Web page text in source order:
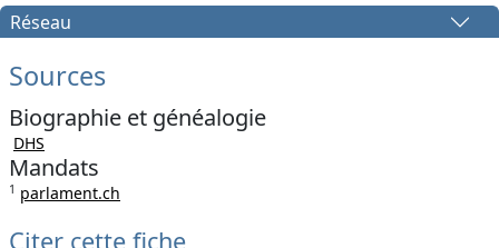
Réseau
Sources
Biographie et généalogie
DHS
Mandats
1 parlament.ch
Citer cette fiche